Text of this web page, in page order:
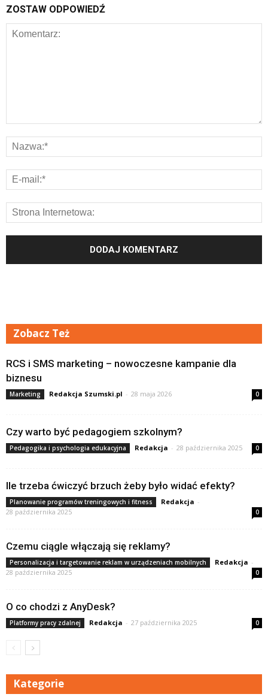
ZOSTAW ODPOWIEDŹ
Zobacz Też
RCS i SMS marketing – nowoczesne kampanie dla
biznesu
Marketing Redakcja Szumski.pl - 28 maja 2026 0
Czy warto być pedagogiem szkolnym?
Pedagogika i psychologia edukacyjna Redakcja - 28 października 2025 0
Ile trzeba ćwiczyć brzuch żeby było widać efekty?
Planowanie programów treningowych i fitness Redakcja -
28 października 2025
0
Czemu ciągle włączają się reklamy?
Personalizacja i targetowanie reklam w urządzeniach mobilnych Redakcja -
28 października 2025
0
O co chodzi z AnyDesk?
Platformy pracy zdalnej Redakcja - 27 października 2025 0
Kategorie